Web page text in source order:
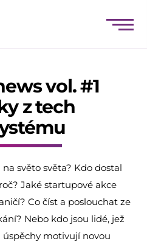
vol. #1
z tech
světo světa? Kdo dostal
Jaké startupové akce
Co číst a poslouchat ze
Nebo kdo jsou lidé, jež
motivují novou